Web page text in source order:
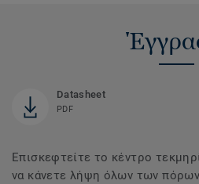
Datasheet
PDF
Επισκεφτείτε το κέντρο
να κάνετε λήψη όλων των